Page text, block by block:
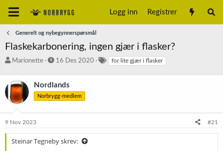
Logg inn Registrer
Generelt og nybegynnerspørsmål
Flaskekarbonering, ingen gjær i flasker?
T
d
s
t
a
r
e
Marionette
S
r
t
a
16 Des 2020
r
for lite gjær i flasker
Nordlands
Norbrygg-medlem
9 Nov 2023 #21
Steinar Tegneby skrev: